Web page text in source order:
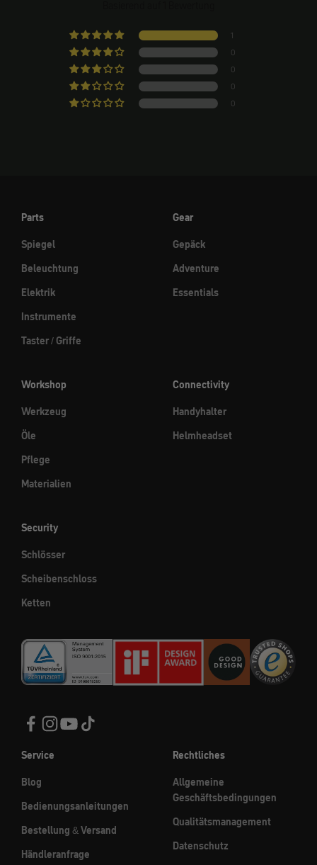
1
0
0
0
0
Parts
Spiegel
Beleuchtung
Elektrik
Instrumente
Taster / Griffe
Gear
Gepäck
Adventure
Essentials
Workshop
Werkzeug
Öle
Pflege
Materialien
Connectivity
Handyhalter
Helmheadset
Security
Schlösser
Scheibenschloss
Ketten
Service
Blog
Bedienungsanleitungen
Bestellung & Versand
Händleranfrage
Rechtliches
Allgemeine
Geschäftsbedingungen
Qualitätsmanagement
Datenschutz